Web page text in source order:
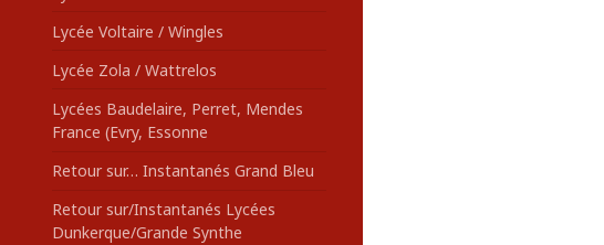
Lycée Voltaire / Wingles
Lycée Zola / Wattrelos
Lycées Baudelaire, Perret, Mendes
France (Evry, Essonne
Retour sur… Instantanés Grand Bleu
Retour sur/Instantanés Lycées
Dunkerque/Grande Synthe